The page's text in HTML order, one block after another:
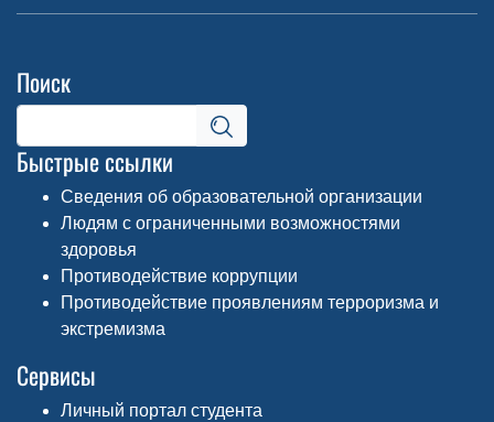
Поиск
Быстрые ссылки
Сведения об образовательной организации
Людям с ограниченными возможностями
здоровья
Противодействие коррупции
Противодействие проявлениям терроризма и
экстремизма
Сервисы
Личный портал студента